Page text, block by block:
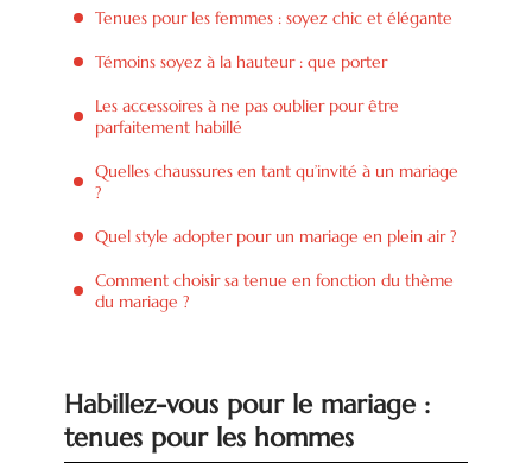
Tenues pour les femmes : soyez chic et élégante
Témoins soyez à la hauteur : que porter
Les accessoires à ne pas oublier pour être
parfaitement habillé
Quelles chaussures en tant qu’invité à un mariage
?
Quel style adopter pour un mariage en plein air ?
Comment choisir sa tenue en fonction du thème
du mariage ?
Habillez-vous pour le mariage :
tenues pour les hommes